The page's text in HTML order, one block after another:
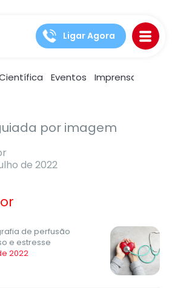
Ligar Agora
Eventos Imprensa
por imagem
de 2022
de perfusão
e estresse
2022